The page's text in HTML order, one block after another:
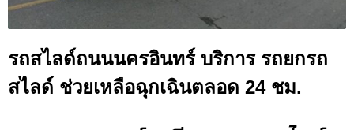
รถสไลด์ถนนนครอินทร์ บริการ รถยกรถ
สไลด์ ช่วยเหลือฉุกเฉินตลอด 24 ชม.